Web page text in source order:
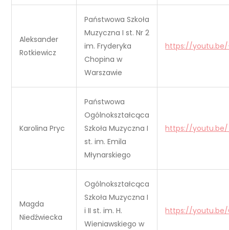
Aleksander
Rotkiewicz
Państwowa Szkoła
Muzyczna I st. Nr 2
im. Fryderyka
Chopina w
Warszawie
https://
Karolina Pryc
Państwowa
Ogólnokształcąca
Szkoła Muzyczna I
st. im. Emila
Młynarskiego
https://youtu.be/
Magda
Niedźwiecka
Ogólnokształcąca
Szkoła Muzyczna I
i II st. im. H.
Wieniawskiego w
https://youtu.be/